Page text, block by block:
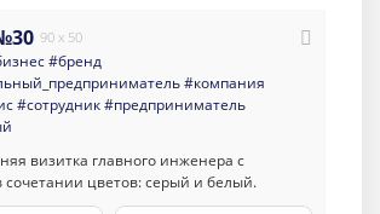
90 x 50
#бренд
#компания
#сотрудник#предприниматель